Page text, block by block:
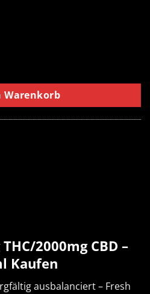
CBD - Fresh Mint - 30ml Menge
Warenkorb
2000mg CBD –
Kaufen
ausbalanciert – Fresh